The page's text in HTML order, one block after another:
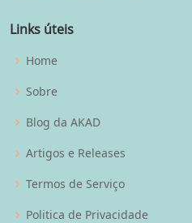
Links úteis
Home
Sobre
Blog da AKAD
Artigos e Releases
Termos de Serviço
Politica de Privacidade